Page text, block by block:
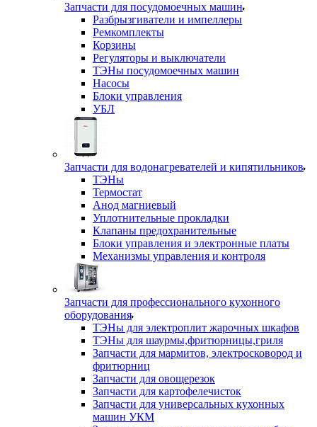
Запчасти для посудомоечных машин
Разбрызгиватели и импеллеры
Ремкомплекты
Корзины
Регуляторы и выключатели
ТЭНы посудомоечных машин
Насосы
Блоки управления
УБЛ
Запчасти для водонагревателей и кипятильников
ТЭНы
Термостат
Анод магниевый
Уплотнительные прокладки
Клапаны предохранительные
Блоки управления и электронные платы
Механизмы управления и контроля
Запчасти для профессионального кухонного
оборудования
ТЭНы для электроплит жарочных шкафов
ТЭНы для шаурмы,фритюрницы,гриля
Запчасти для мармитов, электросковород и
фритюрниц
Запчасти для овощерезок
Запчасти для картофелечисток
Запчасти для универсальных кухонных
машин УКМ